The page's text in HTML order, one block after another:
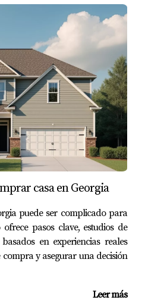
inspección adecuada.
de mudarse, comenzó a
Tras llamar a un
había una fuga oculta en
no solo le generó
inesperados para
realizado una
habría podido
de mudarse.
Defectuosos
Miguel, quien fue
su nueva casa. Durante
de que el refrigerador
Gracias a esta
con el propietario para
antes de firmar
tiempo y dinero a largo
casa en Georgia
puede ser complicado para
pasos clave, estudios de
en experiencias reales
y asegurar una decisión
Leer más